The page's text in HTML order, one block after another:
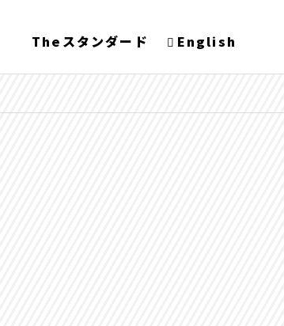
Theスタンダード English